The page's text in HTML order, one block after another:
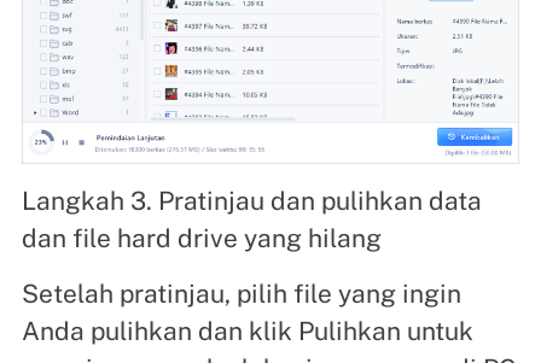
Langkah 3. Pratinjau dan pulihkan data
dan file hard drive yang hilang
Setelah pratinjau, pilih file yang ingin
Anda pulihkan dan klik Pulihkan untuk